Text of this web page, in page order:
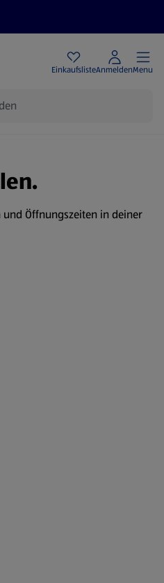
EinkaufslisteAnmeldenMenu
und Öffnungszeiten in deiner